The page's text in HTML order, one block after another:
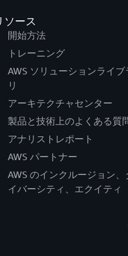
ソース
開始方法
トレーニング
AWS ソリューションライブ
リ
アーキテクチャセンター
製品と技術上のよくある質
アナリストレポート
AWS パートナー
AWS のインクルージョン、
イバーシティ、エクイティ